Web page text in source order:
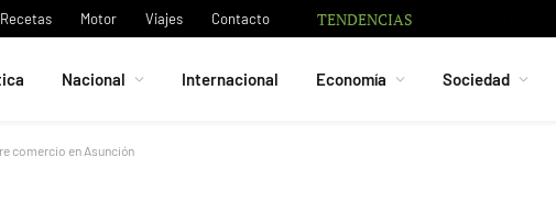
Recetas Motor Viajes Contacto TENDENCIAS
Nacional Internacional Economía Sociedad
comercio en Asunción